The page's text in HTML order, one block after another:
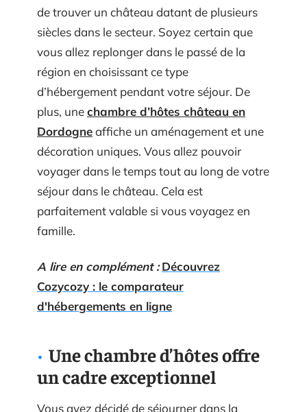
de trouver un château datant de plusieurs
siècles dans le secteur. Soyez certain que
vous allez replonger dans le passé de la
région en choisissant ce type
d’hébergement pendant votre séjour. De
plus, unechambre d’hôtes château en
Dordogneaffiche un aménagement et une
décoration uniques. Vous allez pouvoir
voyager dans le temps tout au long de votre
séjour dans le château. Cela est
parfaitement valable si vous voyagez en
famille.
A lire en complément : Découvrez
Cozycozy : le comparateur
d'hébergements en ligne
Une chambre d’hôtes offre
un cadre exceptionnel
Vous avez décidé de séjourner dans la